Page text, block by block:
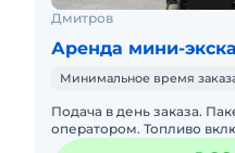
Дмитров
Аренда мини-
Минимальное время
Подача в день заказа.
оператором. Топливо
Долгосрочная аренда.